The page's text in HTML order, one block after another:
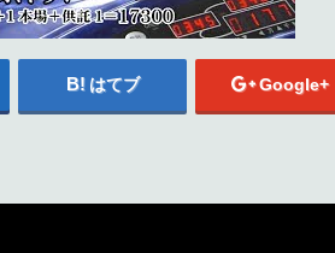
はてブ Google+